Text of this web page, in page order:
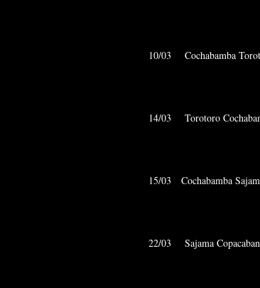
10/03
14/03 Torotoro
15/03
22/03 Sajama